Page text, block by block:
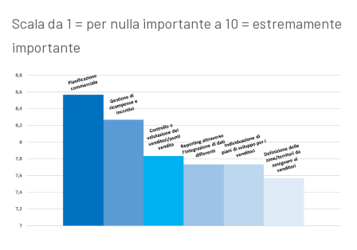
Scala da 1 = per nulla importante a 10 = estremamente
importante